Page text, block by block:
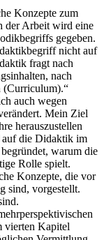
Konzepte zum
der Arbeit wird eine
gegeben.
nicht auf
fragt nach
nach
(Curriculum).“
auch wegen
Mein Ziel
herauszustellen
die Didaktik im
warum die
Rolle spielt.
Konzepte, die vor
sind, vorgestellt.
vierten Kapitel